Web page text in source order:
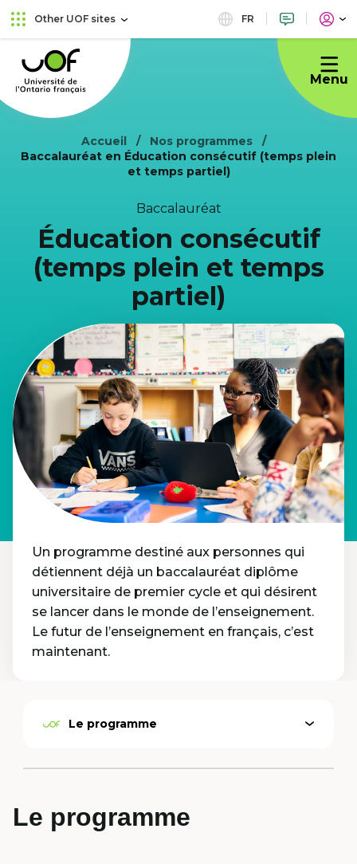
Skip
to
menu
Skip
to
Other UOF sites FR
Université
de
l'Ontario
français
Menu
Accueil
Nos programmes
Baccalauréat en Éducation consécutif (temps plein
et temps partiel)
Baccalauréat
Éducation consécutif
(temps plein et temps
partiel)
Un programme destiné aux personnes qui
détiennent déjà un baccalauréat diplôme
universitaire de premier cycle et qui désirent
se lancer dans le monde de l’enseignement.
Le futur de l’enseignement en français, c’est
maintenant.
Open
ActiveLe programme
Le programme